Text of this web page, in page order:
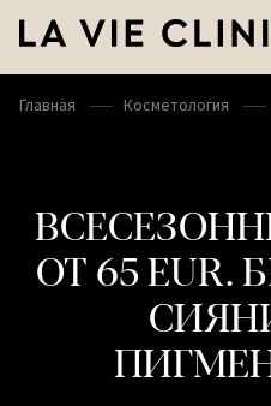
Главная Косметология
ОТ 65 EUR.